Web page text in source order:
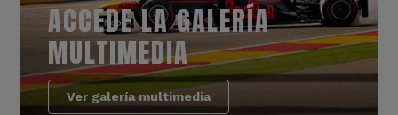
ACCEDE LA GALERÍA
MULTIMEDIA
Ver galería multimedia